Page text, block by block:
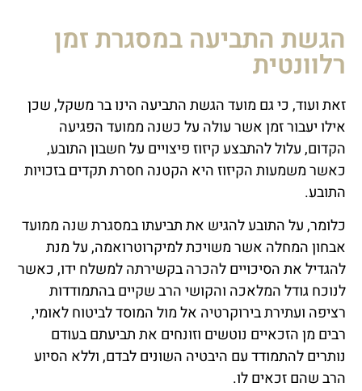
הגשת התביעה במסגרת זמן
רלוונטית
זאת ועוד, כי גם מועד הגשת התביעה הינו בר משקל, שכן
אילו יעבור זמן אשר עולה על כשנה ממועד הפגיעה
הקדום, עלול להתבצע קיזוז פיצויים על חשבון התובע,
כאשר משמעות הקיזוז היא הקטנה חסרת תקדים בזכויות
התובע.
כלומר, על התובע להגיש את תביעתו במסגרת שנה ממועד
אבחון המחלה אשר משויכת למיקרוטרואמה, על מנת
להגדיל את הסיכויים להכרה בקשירתה למשלח ידו, כאשר
לנוכח גודל המלאכה והקושי הרב שקיים בהתמודדות
רציפה ועתירת בירוקרטיה אל מול המוסד לביטוח לאומי,
רבים מן הזכאיים נוטשים וזונחים את תביעתם בעודם
נותרים להתמודד עם היבטיה השונים לבדם, וללא הסיוע
הרב שהם זכאים לו.